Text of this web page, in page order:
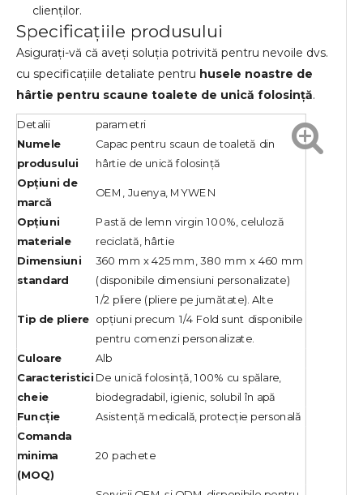
clienților.
Specificațiile produsului
Asigurați-vă că aveți soluția potrivită pentru nevoile dvs.
cu specificațiile detaliate pentru husele noastre de
hârtie pentru scaune toalete de unică folosință.
Detalii parametri
Numele
produsului
Capac pentru scaun de toaletă din
hârtie de unică folosință
Opțiuni de
marcă
OEM, Juenya, MYWEN
Opțiuni
materiale
Pastă de lemn virgin 100%, celuloză
reciclată, hârtie
Dimensiuni
standard
360 mm x 425 mm, 380 mm x 460 mm
(disponibile dimensiuni personalizate)
Tip de pliere
1/2 pliere (pliere pe jumătate). Alte
opțiuni precum 1/4 Fold sunt disponibile
pentru comenzi personalizate.
Culoare Alb
Caracteristici
cheie
De unică folosință, 100% cu spălare,
biodegradabil, igienic, solubil în apă
Funcţie Asistență medicală, protecție personală
Comanda
minima
(MOQ)
20 pachete